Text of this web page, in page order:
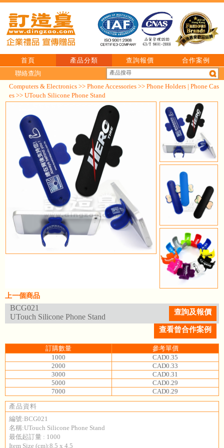
首頁 產品分類 查詢報價
合作案例
聯絡查詢
Computers & Electronics >> Phone Accessories >> Phone Holders | Phone Cas
es >> UTouch Silicone Phone Stand
上一個商品
BCG021
UTouch Silicone Phone Stand
查詢及報價
查看曾合作案例
訂購數量
參考單價
1000
CAD0.35
2000
CAD0.33
3000
CAD0.31
5000
CAD0.29
7000
CAD0.29
產品資料
編號:BCG021
名稱:UTouch Silicone Phone Stand
最低起訂量 : 1000
Item Size (cm):8.5 x 4.5